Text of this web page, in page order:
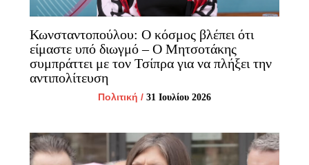
Κωνσταντοπούλου: Ο κόσμος βλέπει ότι
είμαστε υπό διωγμό – Ο Μητσοτάκης
συμπράττει με τον Τσίπρα για να πλήξει την
αντιπολίτευση
Πολιτική / 31 Ιουλίου 2026